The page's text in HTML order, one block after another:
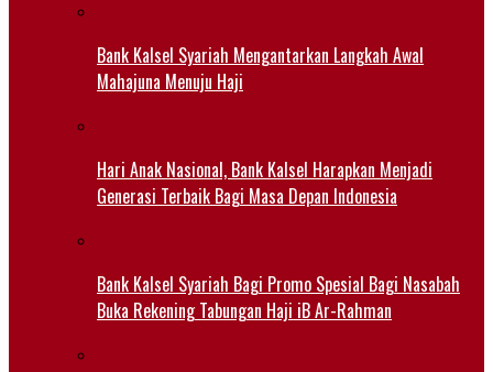
Bank Kalsel Syariah Mengantarkan Langkah Awal
Mahajuna Menuju Haji
Hari Anak Nasional, Bank Kalsel Harapkan Menjadi
Generasi Terbaik Bagi Masa Depan Indonesia
Bank Kalsel Syariah Bagi Promo Spesial Bagi Nasabah
Buka Rekening Tabungan Haji iB Ar-Rahman